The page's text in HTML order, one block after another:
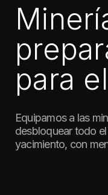
para
Equipamos a las
desbloquear todo
yacimiento, con